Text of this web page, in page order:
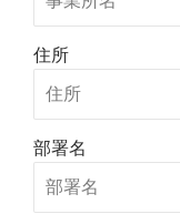
住所
部署名